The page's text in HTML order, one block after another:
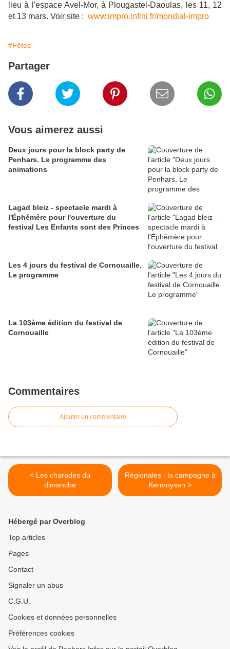
lieu à l'espace Avel-Mor, à Plougastel-Daoulas, les 11, 12
et 13 mars. Voir site : www.impro.infini.fr/mondial-impro
#Fêtes
Partager
Vous aimerez aussi
Deux jours pour la block party de
Penhars. Le programme des
animations
Lagad bleiz - spectacle mardi à
l'Éphémère pour l'ouverture du
festival Les Enfants sont des Princes
Les 4 jours du festival de Cornouaille.
Le programme
La 103ème édition du festival de
Cornouaille
Commentaires
Ajouter un commentaire
< Les charades du
dimanche
Régionales : la campagne à
Kermoysan >
Hébergé par Overblog
Top articles
Pages
Contact
Signaler un abus
C.G.U.
Cookies et données personnelles
Préférences cookies